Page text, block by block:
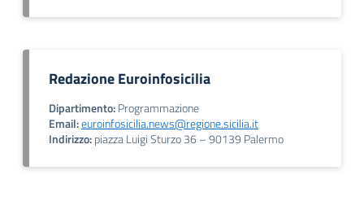
Redazione Euroinfosicilia
Dipartimento:Programmazione
Email:euroinfosicilia.news@regione.sicilia.it
Indirizzo:piazza Luigi Sturzo 36 – 90139 Palermo